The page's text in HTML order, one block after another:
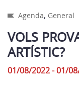
Agenda, General
VOLS
ARTÍSTIC?
01/08/2022 - 01/